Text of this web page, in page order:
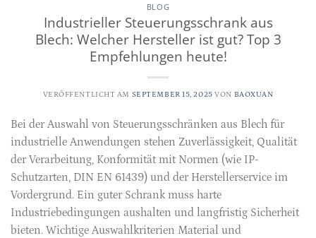
BLOG
Industrieller Steuerungsschrank aus
Blech: Welcher Hersteller ist gut? Top 3
Empfehlungen heute!
VERÖFFENTLICHT AM SEPTEMBER 15, 2025 VON BAOXUAN
Bei der Auswahl von Steuerungsschränken aus Blech für
industrielle Anwendungen stehen Zuverlässigkeit, Qualität
der Verarbeitung, Konformität mit Normen (wie IP-
Schutzarten, DIN EN 61439) und der Herstellerservice im
Vordergrund. Ein guter Schrank muss harte
Industriebedingungen aushalten und langfristig Sicherheit
bieten. Wichtige Auswahlkriterien Material und